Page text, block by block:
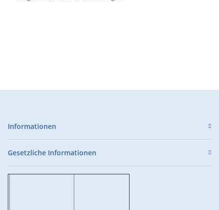
Informationen
Gesetzliche Informationen